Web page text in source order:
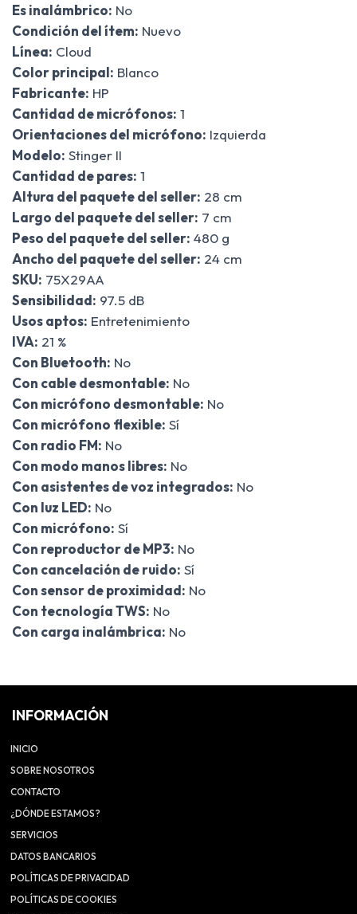
Es inalámbrico: No
Condición del ítem: Nuevo
Línea: Cloud
Color principal: Blanco
Fabricante: HP
Cantidad de micrófonos: 1
Orientaciones del micrófono: Izquierda
Modelo: Stinger II
Cantidad de pares: 1
Altura del paquete del seller: 28 cm
Largo del paquete del seller: 7 cm
Peso del paquete del seller: 480 g
Ancho del paquete del seller: 24 cm
SKU: 75X29AA
Sensibilidad: 97.5 dB
Usos aptos: Entretenimiento
IVA: 21 %
Con Bluetooth: No
Con cable desmontable: No
Con micrófono desmontable: No
Con micrófono flexible: Sí
Con radio FM: No
Con modo manos libres: No
Con asistentes de voz integrados: No
Con luz LED: No
Con micrófono: Sí
Con reproductor de MP3: No
Con cancelación de ruido: Sí
Con sensor de proximidad: No
Con tecnología TWS: No
Con carga inalámbrica: No
INFORMACIÓN
INICIO
SOBRE NOSOTROS
CONTACTO
¿DÓNDE ESTAMOS?
SERVICIOS
DATOS BANCARIOS
POLÍTICAS DE PRIVACIDAD
POLÍTICAS DE COOKIES